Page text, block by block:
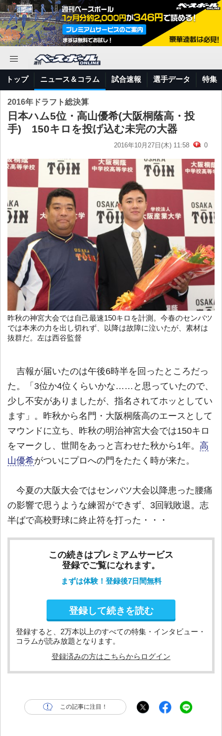
トップ ニュース＆コラム 試合速報 選手データ 特集
2016年ドラフト総決算
日本ハム5位・高山優希(大阪桐蔭高・投
手) 150キロを投げ込む未完の大器
2016年10月27日(木) 11:58 0
昨秋の神宮大会では自己最速150キロを計測。今春のセンバツ
では本来の力を出し切れず、以降は故障に泣いたが、素材は
抜群だ。左は西谷監督
吉報が届いたのは午後6時半を回ったところだっ
た。「3位か4位くらいかな……と思っていたので、
少し不安がありましたが、指名されてホッとしてい
ます」。昨秋から名門・大阪桐蔭高のエースとして
マウンドに立ち、昨秋の明治神宮大会では150キロ
をマークし、世間をあっと言わせた秋から1年。 高
山優希がついにプロへの門をたたく時が来た。
今夏の大阪大会ではセンバツ大会以降患った腰痛
の影響で思うような練習ができず、3回戦敗退。志
半ばで高校野球に終止符を打った・・・
この続きはプレミアムサービス
登録でご覧になれます。
まずは体験！登録後7日間無料
登録して続きを読む
登録すると、2万本以上のすべての特集・インタビュー・
コラムが読み放題となります。
登録済みの方はこちらからログイン
この記事に注目！